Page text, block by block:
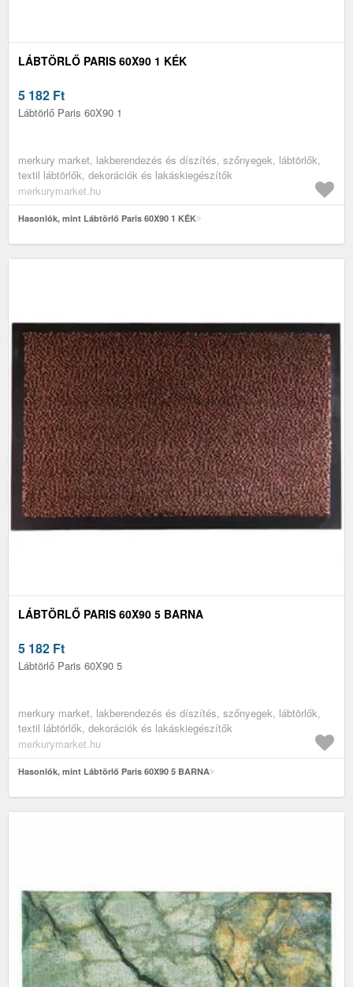
LÁBTÖRLŐ PARIS 60X90 1 KÉK
5 182 Ft
Lábtörlő Paris 60X90 1
merkury market, lakberendezés és díszítés, szőnyegek, lábtörlők,
textil lábtörlők, dekorációk és lakáskiegészítők
merkurymarket.hu
Hasonlók, mint Lábtörlő Paris 60X90 1 KÉK
LÁBTÖRLŐ PARIS 60X90 5 BARNA
5 182 Ft
Lábtörlő Paris 60X90 5
merkury market, lakberendezés és díszítés, szőnyegek, lábtörlők,
textil lábtörlők, dekorációk és lakáskiegészítők
merkurymarket.hu
Hasonlók, mint Lábtörlő Paris 60X90 5 BARNA